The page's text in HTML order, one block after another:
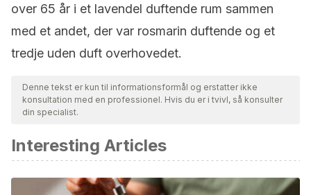
over 65 år i et lavendel duftende rum sammen
med et andet, der var rosmarin duftende og et
tredje uden duft overhovedet.
Denne tekst er kun til informationsformål og erstatter ikke
konsultation med en professionel. Hvis du er i tvivl, så konsulter
din specialist.
Interesting Articles